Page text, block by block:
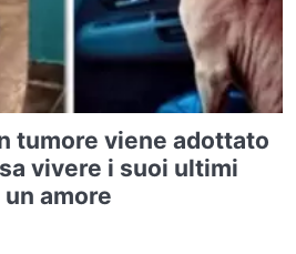
tumore viene adottato
vivere i suoi ultimi
amore